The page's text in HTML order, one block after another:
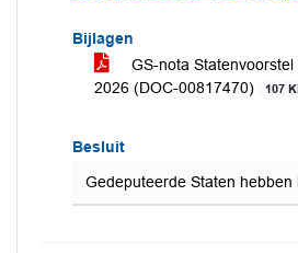
Bijlagen
GS-nota
2026 (DOC-00817470)
107
Besluit
Gedeputeerde Staten